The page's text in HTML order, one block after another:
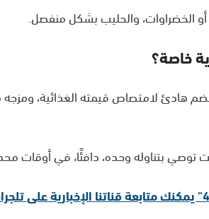
الخضراوات، والحليب بشكل منفصل.
خاصة؟
هادئ لامتصاص قيمته الغذائية،
توصي بتناوله وحده، دافئًا، في أوقات